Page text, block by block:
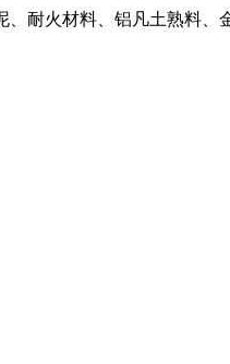
耐火材料、铝凡土熟料